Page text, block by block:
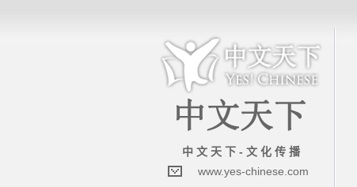
中 文 天 下 - 文 化 传 播
www.yes-chinese.com